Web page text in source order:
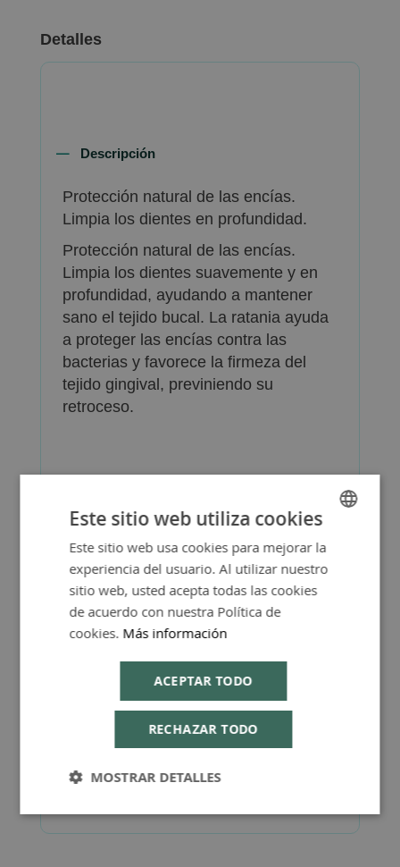
Detalles
Descripción
Protección natural de las encías.
Limpia los dientes en profundidad.
Protección natural de las encías.
Limpia los dientes suavemente y en
profundidad, ayudando a mantener
sano el tejido bucal. La ratania ayuda
a proteger las encías contra las
bacterias y favorece la firmeza del
tejido gingival, previniendo su
retroceso.
Más Información
FAQ - Preguntas y Respuestas
SPANISH
ENGLISH
Este sitio web utiliza cookies
Este sitio web usa cookies para mejorar la
experiencia del usuario. Al utilizar nuestro
sitio web, usted acepta todas las cookies
de acuerdo con nuestra Política de
cookies. Más información
ACEPTAR TODO
RECHAZAR TODO
MOSTRAR DETALLES